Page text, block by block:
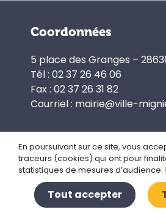
Coordonnées
5 place des Granges –
Tél : 02 37 26 46 06
Fax : 02 37 26 31 82
Courriel : mairie@ville-
Politique de
Gestion des
Plan du site
Mentions légales
En poursuivant sur ce site, vous
traceurs (cookies) qui ont pour
statistiques de mesures d’audience.
Tout accepter